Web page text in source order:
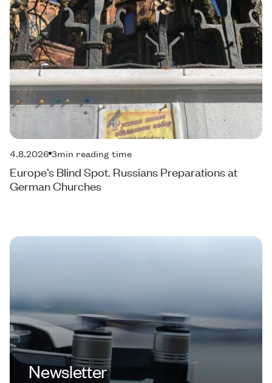
4.8.2026 3min reading time
Europe’s Blind Spot. Russians Preparations at
German Churches
Newsletter